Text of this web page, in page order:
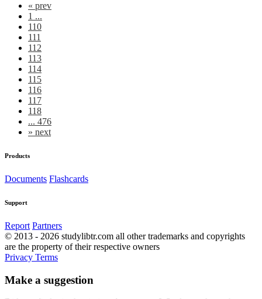
« prev
1 ...
110
111
112
113
114
115
116
117
118
... 476
» next
Products
Documents Flashcards
Support
Report Partners
© 2013 - 2026 studylibtr.com all other trademarks and copyrights
are the property of their respective owners
Privacy Terms
Make a suggestion